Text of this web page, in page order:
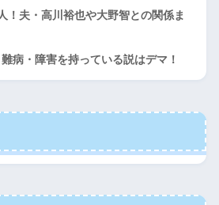
！夫・高川裕也や大野智との関係ま
病・障害を持っている説はデマ！